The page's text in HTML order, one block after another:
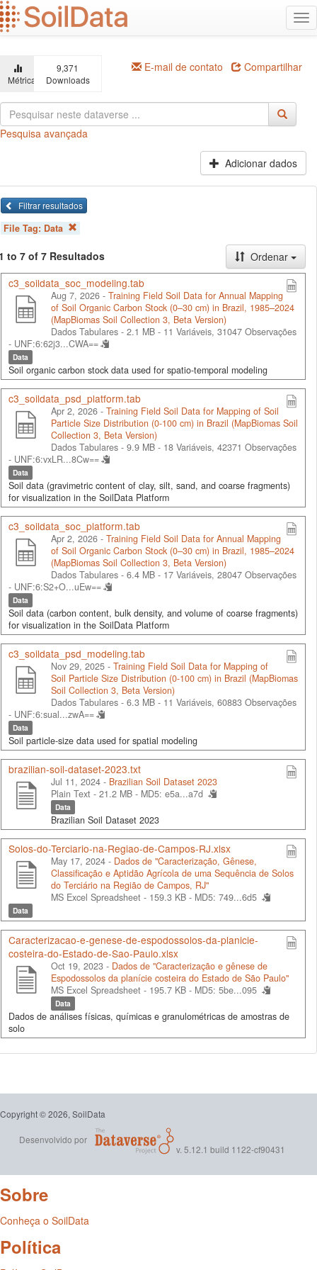
Ir
para
o
principal
Métricas
9,371
Downloads
E-mail de contato Compartilhar
Pesquisa avançada
Adicionar dados
Filtrar resultados
File Tag: Data
to 7 of 7 Resultados
Ordenar
c3_soildata_soc_modeling.tab
Aug 7, 2026 - Training Field Soil Data for Annual Mapping
of Soil Organic Carbon Stock (0–30 cm) in Brazil, 1985–2024
(MapBiomas Soil Collection 3, Beta Version)
Dados Tabulares - 2.1 MB - 11 Variáveis, 31047 Observações
- UNF:6:62j3...CWA==
Data
Soil organic carbon stock data used for spatio-temporal modeling
c3_soildata_psd_platform.tab
Apr 2, 2026 - Training Field Soil Data for Mapping of Soil
Particle Size Distribution (0-100 cm) in Brazil (MapBiomas Soil
Collection 3, Beta Version)
Dados Tabulares - 9.9 MB - 18 Variáveis, 42371 Observações
- UNF:6:vxLR...8Cw==
Data
Soil data (gravimetric content of clay, silt, sand, and coarse fragments)
for visualization in the SoilData Platform
c3_soildata_soc_platform.tab
Apr 2, 2026 - Training Field Soil Data for Annual Mapping
of Soil Organic Carbon Stock (0–30 cm) in Brazil, 1985–2024
(MapBiomas Soil Collection 3, Beta Version)
Dados Tabulares - 6.4 MB - 17 Variáveis, 28047 Observações
- UNF:6:S2+O...uEw==
Data
Soil data (carbon content, bulk density, and volume of coarse fragments)
for visualization in the SoilData Platform
c3_soildata_psd_modeling.tab
Nov 29, 2025 - Training Field Soil Data for Mapping of
Soil Particle Size Distribution (0-100 cm) in Brazil (MapBiomas
Soil Collection 3, Beta Version)
Dados Tabulares - 6.3 MB - 11 Variáveis, 60883 Observações
- UNF:6:sual...zwA==
Data
Soil particle-size data used for spatial modeling
brazilian-soil-dataset-2023.txt
Jul 11, 2024 - Brazilian Soil Dataset 2023
Plain Text - 21.2 MB - MD5: e5a...a7d
Data
Brazilian Soil Dataset 2023
Solos-do-Terciario-na-Regiao-de-Campos-RJ.xlsx
May 17, 2024 - Dados de "Caracterização, Gênese,
Classificação e Aptidão Agrícola de uma Sequência de Solos
do Terciário na Região de Campos, RJ"
MS Excel Spreadsheet - 159.3 KB - MD5: 749...6d5
Data
Caracterizacao-e-genese-de-espodossolos-da-planicie-
costeira-do-Estado-de-Sao-Paulo.xlsx
Oct 19, 2023 - Dados de "Caracterização e gênese de
Espodossolos da planície costeira do Estado de São Paulo"
MS Excel Spreadsheet - 195.7 KB - MD5: 5be...095
Data
Dados de análises físicas, químicas e granulométricas de amostras de
solo
Copyright © 2026, SoilData
Desenvolvido por
v. 5.12.1 build 1122-cf90431
Sobre
Conheça o SoilData
Política